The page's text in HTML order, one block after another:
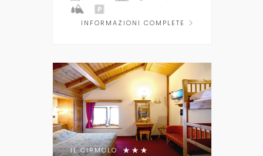
INFORMAZIONI COMPLETE
IL CIRMOLO